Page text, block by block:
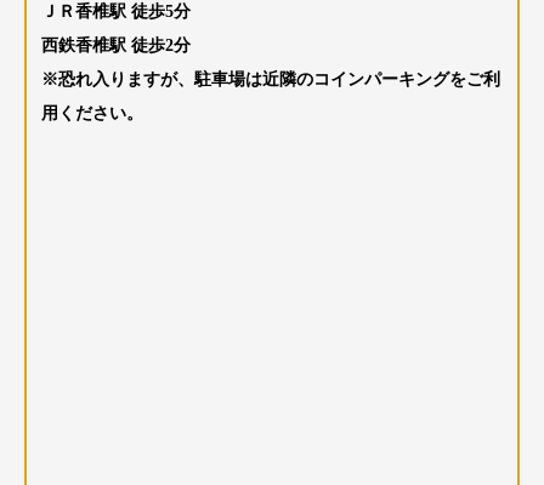
ＪＲ香椎駅 徒歩5分
西鉄香椎駅 徒歩2分
※恐れ入りますが、駐車場は近隣のコインパーキングをご利
用ください。